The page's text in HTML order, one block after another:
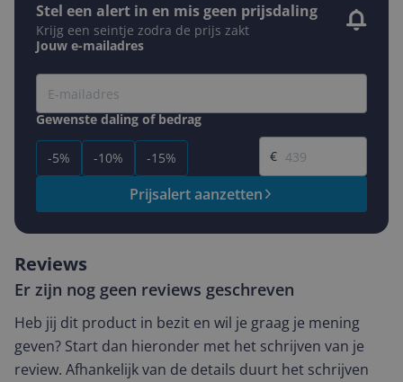
Stel een alert in en mis geen prijsdaling
Krijg een seintje zodra de prijs zakt
Jouw e-mailadres
Gewenste daling of bedrag
-5% -10% -15%
Gewenste prijs
€
Prijsalert aanzetten
Reviews
Er zijn nog geen reviews geschreven
Heb jij dit product in bezit en wil je graag je mening
geven? Start dan hieronder met het schrijven van je
review. Afhankelijk van de details duurt het schrijven